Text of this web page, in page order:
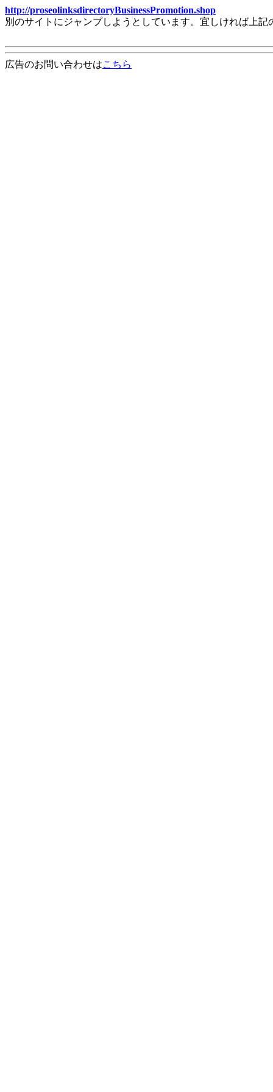
http://proseolinksdirectoryBusinessPromotion.shop
別のサイトにジャンプしようとしています。宜しければ上
広告のお問い合わせはこちら